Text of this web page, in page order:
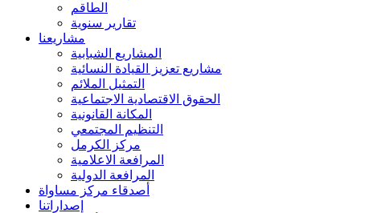
الطاقم
تقارير سنوية
مشاريعنا
المشاريع الشبابية
مشاريع تعزيز القيادة النسائية
التمثيل الملائم
الحقوق الاقتصادية الاجتماعية
المكانة القانونية
التنظيم المجتمعي
مركز الكرمل
المرافعة الاعلامية
المرافعة الدولية
أصدقاء مركز مساواة
إصداراتنا